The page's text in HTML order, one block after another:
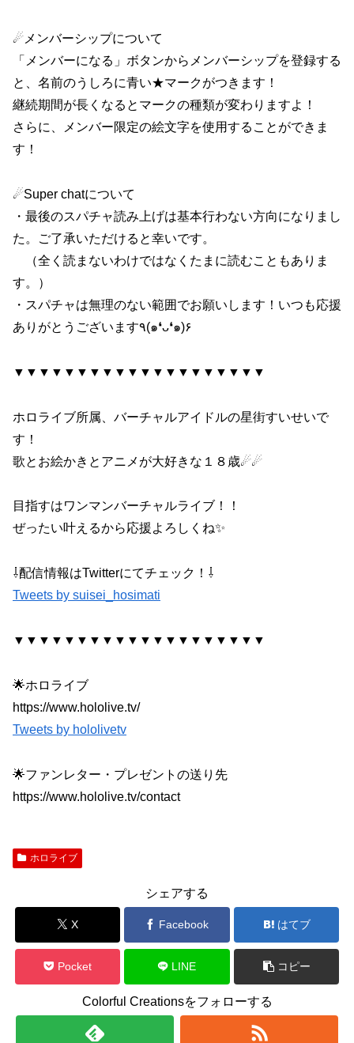
☄メンバーシップについて
「メンバーになる」ボタンからメンバーシップを登録する
と、名前のうしろに青い★マークがつきます！
継続期間が長くなるとマークの種類が変わりますよ！
さらに、メンバー限定の絵文字を使用することができま
す！
☄Super chatについて
・最後のスパチャ読み上げは基本行わない方向になりまし
た。ご了承いただけると幸いです。
（全く読まないわけではなくたまに読むこともありま
す。）
・スパチャは無理のない範囲でお願いします！いつも応援
ありがとうございます٩(๑❛ᴗ❛๑)۶
▼▼▼▼▼▼▼▼▼▼▼▼▼▼▼▼▼▼▼▼
ホロライブ所属、バーチャルアイドルの星街すいせいで
す！
歌とお絵かきとアニメが大好きな１８歳☄☄
目指すはワンマンバーチャルライブ！！
ぜったい叶えるから応援よろしくね✨
⇩配信情報はTwitterにてチェック！⇩
Tweets by suisei_hosimati
▼▼▼▼▼▼▼▼▼▼▼▼▼▼▼▼▼▼▼▼
🌟ホロライブ
https://www.hololive.tv/
Tweets by hololivetv
🌟ファンレター・プレゼントの送り先
https://www.hololive.tv/contact
ホロライブ
シェアする
X Facebook はてブ
Pocket LINE コピー
Colorful Creationsをフォローする